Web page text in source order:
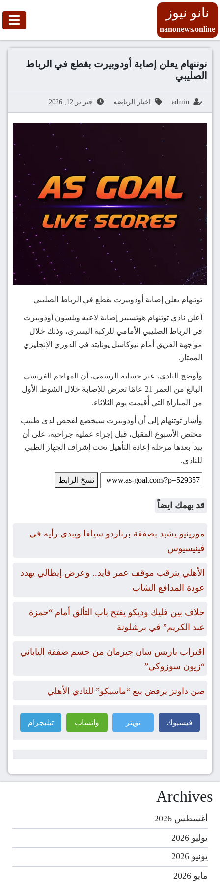
نانو نيوز
nanonews.online
توتنهام يعلن إصابة أودوبيرت بقطع في الرباط
الصليبي
admin اخبار الرياضة فبراير 12, 2026
توتنهام يعلن إصابة أودوبيرت بقطع في الرباط الصليبي
أعلن نادي توتنهام هوتسبير إصابة لاعبه ويلسون أودوبيرت
في الرباط الصليبي الأمامي للركبة اليسرى، وذلك خلال
مواجهة الفريق أمام نيوكاسل يونايتد في الدوري الإنجليزي
الممتاز.
وأوضح النادي، عبر حسابه الرسمي، أن المهاجم الفرنسي
البالغ من العمر 21 عامًا تعرض للإصابة خلال الشوط الأول
من المباراة التي أُقيمت يوم الثلاثاء.
وأشار توتنهام إلى أن أودوبيرت سيخضع لفحص لدى طبيب
مختص الأسبوع المقبل، قبل إجراء عملية جراحية، على أن
يبدأ بعدها مرحلة إعادة التأهيل تحت إشراف الجهاز الطبي
للنادي.
نسخ الرابط
قد يهمك ايضاً
مورينيو يشيد بصفقة برناردو سيلفا ويبدي رأيه في
فينيسيوس
الأهلي يترقب موقف عمر فايد.. وعرض إيطالي يهدد
عودة المدافع الشاب
خلاف بين فليك وديكو يفتح باب التألق أمام “حمزة
عبد الكريم” في برشلونة
اقتراب باريس سان جيرمان من حسم صفقة الياباني
“زيون سوزوكي”
صن داونز يرفض بيع “ماسيكو” للنادي الأهلي
فيسبوك تويتر واتساب تيليجرام
Archives
أغسطس 2026
يوليو 2026
يونيو 2026
مايو 2026